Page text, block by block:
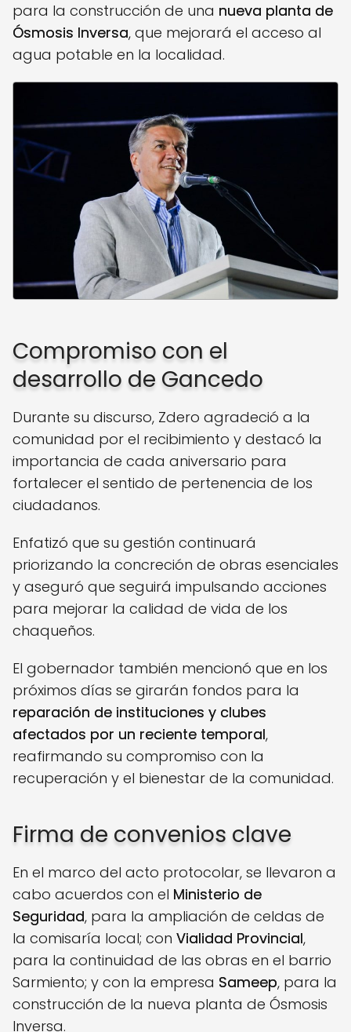
para la construcción de una nueva planta de
Ósmosis Inversa, que mejorará el acceso al
agua potable en la localidad.
Compromiso con el
desarrollo de Gancedo
Durante su discurso, Zdero agradeció a la
comunidad por el recibimiento y destacó la
importancia de cada aniversario para
fortalecer el sentido de pertenencia de los
ciudadanos.
Enfatizó que su gestión continuará
priorizando la concreción de obras esenciales
y aseguró que seguirá impulsando acciones
para mejorar la calidad de vida de los
chaqueños.
El gobernador también mencionó que en los
próximos días se girarán fondos para la
reparación de instituciones y clubes
afectados por un reciente temporal,
reafirmando su compromiso con la
recuperación y el bienestar de la comunidad.
Firma de convenios clave
En el marco del acto protocolar, se llevaron a
cabo acuerdos con el Ministerio de
Seguridad, para la ampliación de celdas de
la comisaría local; con Vialidad Provincial,
para la continuidad de las obras en el barrio
Sarmiento; y con la empresa Sameep, para la
construcción de la nueva planta de Ósmosis
Inversa.